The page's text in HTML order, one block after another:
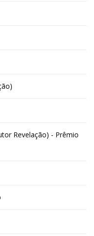
Revelação) - Prêmio